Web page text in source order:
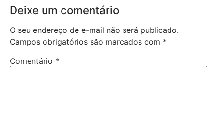
Deixe um comentário
O seu endereço de e-mail não será publicado.
Campos obrigatórios são marcados com *
Comentário *